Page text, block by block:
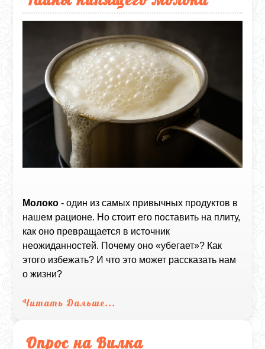
Молоко - один из самых привычных продуктов в
нашем рационе. Но стоит его поставить на плиту,
как оно превращается в источник
неожиданностей. Почему оно «убегает»? Как
этого избежать? И что это может рассказать нам
о жизни?
Читать Дальше...
Опрос на Вилка